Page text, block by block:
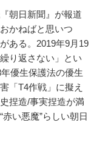
朝日新聞』が報道
かねばと思いつ
ある。2019年9月19
り返さない」とい
優生保護法の優生
「T4作戦」に擬え
捏造/事実捏造が満
い悪魔”らしい朝日